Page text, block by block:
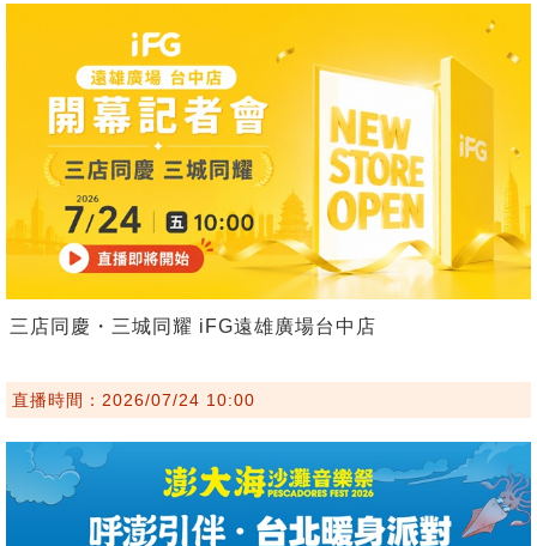
三店同慶・三城同耀 iFG遠雄廣場台中店
直播時間：2026/07/24 10:00